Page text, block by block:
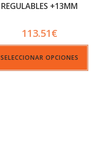
REGULABLES +13MM
113.51€
SELECCIONAR OPCIONES